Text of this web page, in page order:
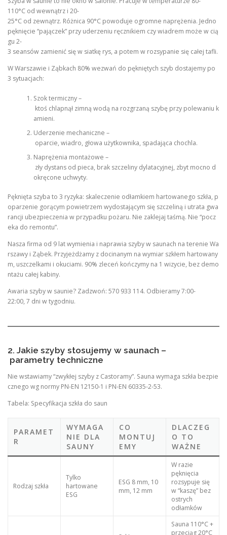
110°C od wewnątrz i 20-
25°C od zewnątrz. Różnica 90°C powoduje ogromne naprężenia. Jedno
pęknięcie “pajączek” przy uderzeniu ręcznikiem czy wiadrem może w cią
gu 2-
3 seansów zamienić się w siatkę rys, a potem w rozsypanie się całej tafli.
W Warszawie i Ząbkach 80% wezwań do pękniętych szyb dostajemy po
3 sytuacjach:
Szok termiczny –
ktoś chlapnął zimną wodą na rozgrzaną szybę przy polewaniu k
amieni.
Uderzenie mechaniczne –
oparcie, wiadro, głowa użytkownika, spadająca chochla.
Naprężenia montażowe –
zły dystans od pieca, brak szczeliny dylatacyjnej, zbyt mocno d
okręcone uchwyty.
Pęknięta szyba to 3 ryzyka: skaleczenie odłamkiem hartowanego szkła, p
oparzenie gorącym powietrzem wydostającym się szczeliną i utrata gwa
rancji ubezpieczenia w przypadku pożaru. Nie zaklejaj taśmą. Nie “pocz
eka do remontu”.
Nasza firma od 9 lat wymienia i naprawia szyby w saunach na terenie Wa
rszawy i Ząbek. Przyjeżdżamy z docinanym na wymiar szkłem hartowany
m, uszczelkami i okuciami. 90% zleceń kończymy na 1 wizycie, bez demo
ntażu całej kabiny.
Awaria szyby w saunie? Zadzwoń: 570 933 114. Odbieramy 7:00-
22:00, 7 dni w tygodniu.
2. Jakie szyby stosujemy w saunach –
parametry techniczne
Nie wstawiamy “zwykłej szyby z Castoramy”. Sauna wymaga szkła bezpie
cznego wg normy PN-EN 12150-1 i PN-EN 60335-2-53.
Tabela: Specyfikacja szkła do saun
PARAMET
R
WYMAGA
NIE DLA
SAUNY
CO
MONTUJ
EMY
DLACZEG
O TO
WAŻNE
Rodzaj szkła
Tylko
hartowane
ESG
ESG 8 mm, 10
mm, 12 mm
W razie
pęknięcia
rozsypuje się
w “kaszę” bez
ostrych
odłamków
Sauna 110°C +
przeciąg 20°C